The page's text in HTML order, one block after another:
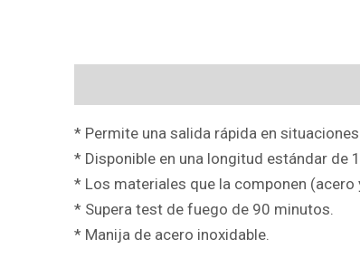
* Permite una salida rápida en
* Disponible en una longitud estándar de
* Los materiales que la componen
* Supera test de fuego de 90 minutos.
* Manija de acero inoxidable.